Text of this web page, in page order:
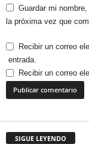
Guardar mi
la próxima vez que
Recibir un correo
entrada.
Recibir un correo
SIGUE LEYENDO